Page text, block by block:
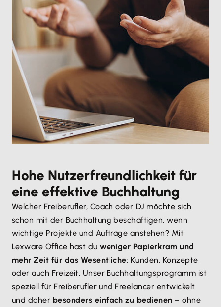
Hohe Nutzerfreundlichkeit für
eine effektive Buchhaltung
Welcher Freiberufler, Coach oder DJ möchte sich
schon mit der Buchhaltung beschäftigen, wenn
wichtige Projekte und Aufträge anstehen? Mit
Lexware Office hast duweniger Papierkram und
mehr Zeit für das Wesentliche: Kunden, Konzepte
oder auch Freizeit. Unser Buchhaltungsprogramm ist
speziell für Freiberufler und Freelancer entwickelt
und daher besonders einfach zu bedienen – ohne